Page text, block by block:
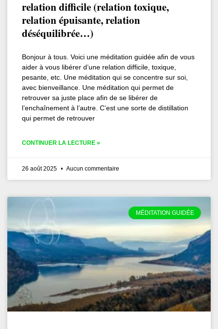
relation difficile (relation toxique,
relation épuisante, relation
déséquilibrée…)
Bonjour à tous. Voici une méditation guidée afin de vous
aider à vous libérer d’une relation difficile, toxique,
pesante, etc. Une méditation qui se concentre sur soi,
avec bienveillance. Une méditation qui permet de
retrouver sa juste place afin de se libérer de
l’enchaînement à l’autre. C’est une sorte de distillation
qui permet de retrouver
CONTINUER LA LECTURE »
26 août 2025 Aucun commentaire
MÉDITATION GUIDÉE